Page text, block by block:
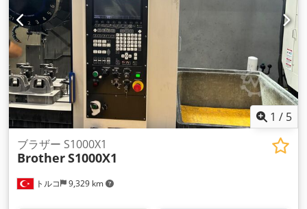
1 / 5
トルコ 9,329 km
ブラザー S1000X1
BrotherS1000X1